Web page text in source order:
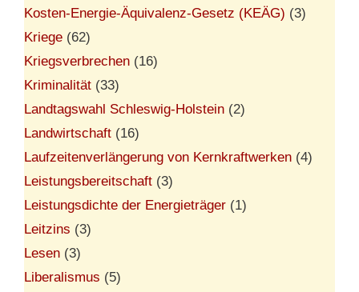
Kosten-Energie-Äquivalenz-Gesetz (KEÄG) (3)
Kriege (62)
Kriegsverbrechen (16)
Kriminalität (33)
Landtagswahl Schleswig-Holstein (2)
Landwirtschaft (16)
Laufzeitenverlängerung von Kernkraftwerken (4)
Leistungsbereitschaft (3)
Leistungsdichte der Energieträger (1)
Leitzins (3)
Lesen (3)
Liberalismus (5)